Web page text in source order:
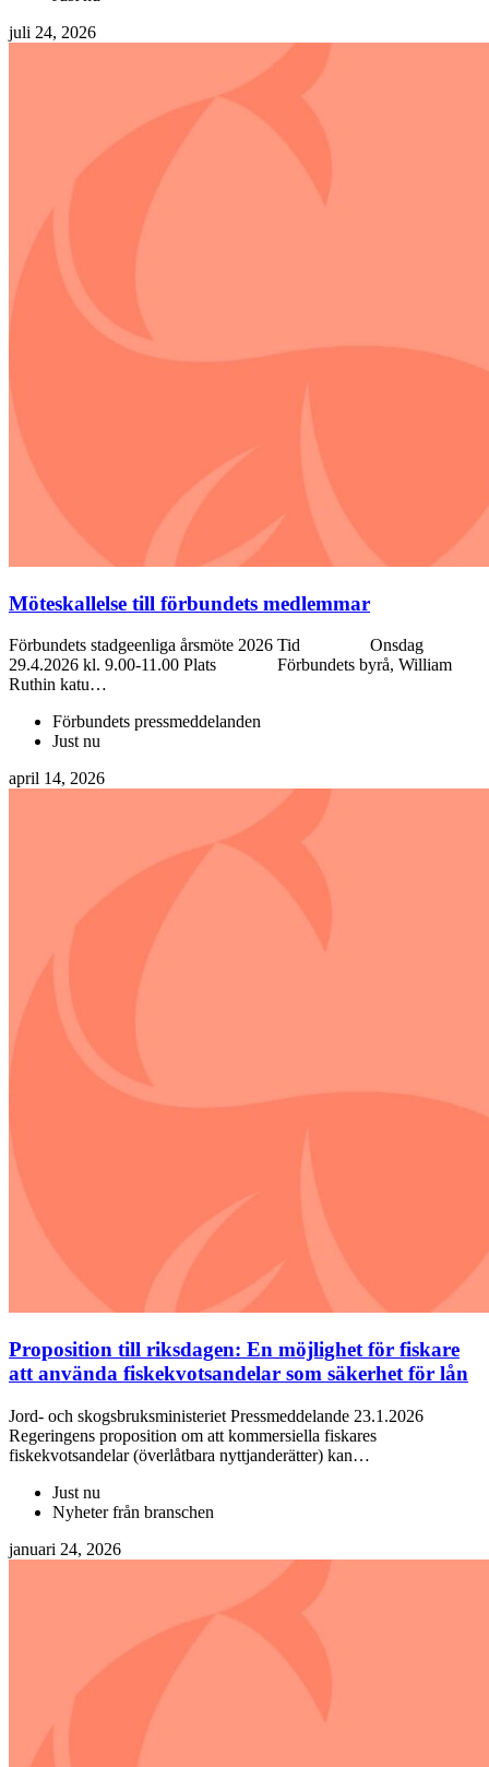
juli 24, 2026
Möteskallelse till förbundets medlemmar
Förbundets stadgeenliga årsmöte 2026 Tid Onsdag
29.4.2026 kl. 9.00-11.00 Plats Förbundets byrå, William
Ruthin katu…
Förbundets pressmeddelanden
Just nu
april 14, 2026
Proposition till riksdagen: En möjlighet för fiskare
att använda fiskekvotsandelar som säkerhet för lån
Jord- och skogsbruksministeriet Pressmeddelande 23.1.2026
Regeringens proposition om att kommersiella fiskares
fiskekvotsandelar (överlåtbara nyttjanderätter) kan…
Just nu
Nyheter från branschen
januari 24, 2026